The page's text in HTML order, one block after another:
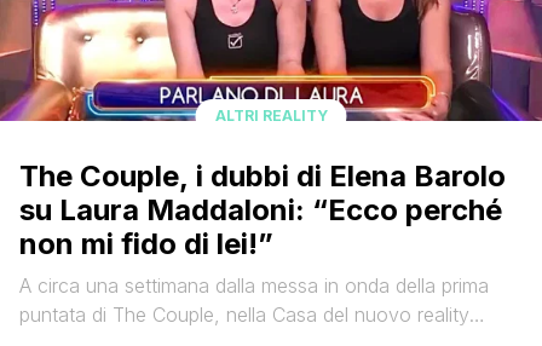
ALTRI REALITY
The Couple, i dubbi di Elena Barolo
su Laura Maddaloni: “Ecco perché
non mi fido di lei!”
A circa una settimana dalla messa in onda della prima
puntata di The Couple, nella Casa del nuovo reality